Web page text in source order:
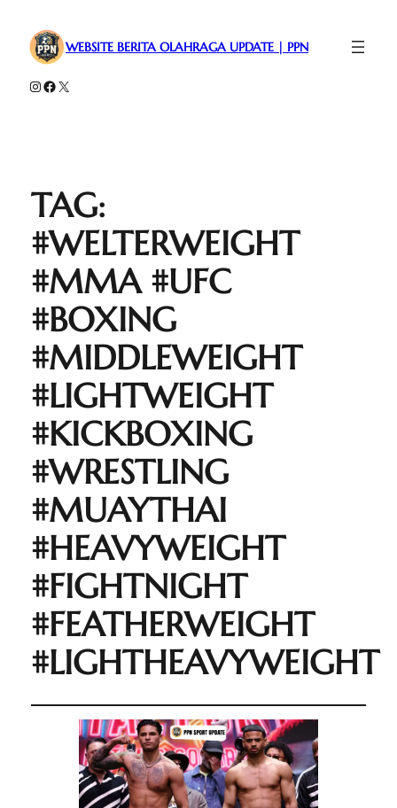
WEBSITE BERITA OLAHRAGA UPDATE | PPN
Instagram
Facebook
X
TAG:
#WELTERWEIGHT
#MMA #UFC
#BOXING
#MIDDLEWEIGHT
#LIGHTWEIGHT
#KICKBOXING
#WRESTLING
#MUAYTHAI
#HEAVYWEIGHT
#FIGHTNIGHT
#FEATHERWEIGHT
#LIGHTHEAVYWEIGHT